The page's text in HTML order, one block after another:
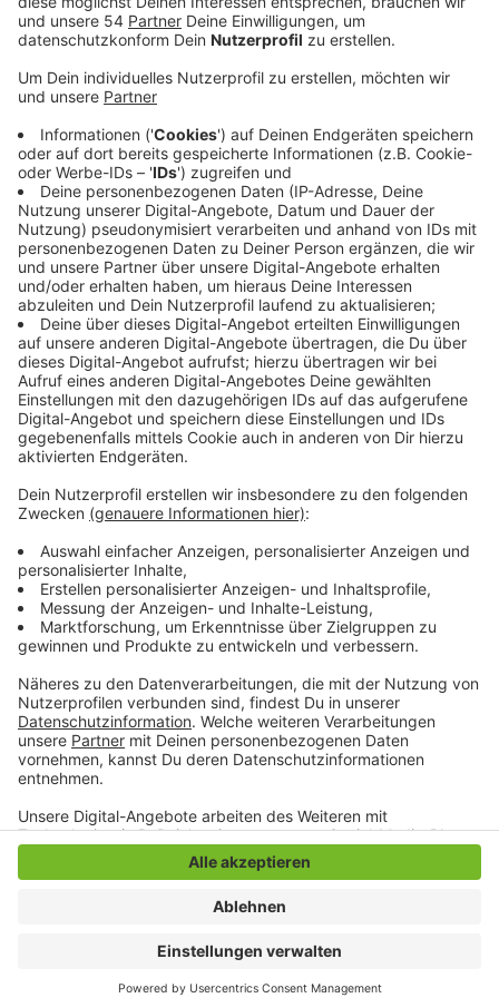
Mit Beginn des ersten Lockdowns letztes Jahr
konnten kaum bis gar keine Schwimmkurse mehr
angeboten werden. Auch Vereine hatten keine
Möglichkeit, Nichtschwimmer auszubilden. Und auch in
Schulen konnte bis auf kurze Zeiträume kein
Schwimmunterricht stattfinden. Deshalb geht die
NEW davon aus, dass die Nichtschwimmerquote
nochmal deutlich höher ist, als vor zwei Jahren.
Deshalb haben sich die NEW, die Stadt und der
Stadtsportbund zusammengeschlossen und bieten
jetzt in den Ferien gezielte Anfängerschwimmkurse an.
Für 270 Kinder aus Mönchengladbach der Klassen 1
bis 7. Angemeldet haben sich laut Stadtsportbund
aber etwa doppelt so viele Kinder, weshalb viele jetzt
erstmal auf Wartelisten stehen.
Anzeige
Anzeige